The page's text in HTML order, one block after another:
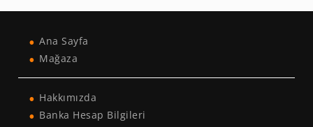
Ana Sayfa
Mağaza
Hakkımızda
Banka Hesap Bilgileri